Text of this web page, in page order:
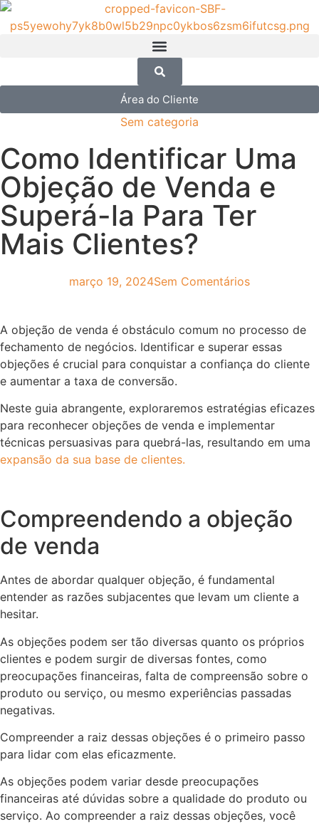
Área do Cliente
Sem categoria
Como Identificar Uma
Objeção de Venda e
Superá-la Para Ter
Mais Clientes?
março 19, 2024Sem Comentários
A objeção de venda é obstáculo comum no processo de
fechamento de negócios. Identificar e superar essas
objeções é crucial para conquistar a confiança do cliente
e aumentar a taxa de conversão.
Neste guia abrangente, exploraremos estratégias eficazes
para reconhecer objeções de venda e implementar
técnicas persuasivas para quebrá-las, resultando em uma
expansão da sua base de clientes.
Compreendendo a objeção
de venda
Antes de abordar qualquer objeção, é fundamental
entender as razões subjacentes que levam um cliente a
hesitar.
As objeções podem ser tão diversas quanto os próprios
clientes e podem surgir de diversas fontes, como
preocupações financeiras, falta de compreensão sobre o
produto ou serviço, ou mesmo experiências passadas
negativas.
Compreender a raiz dessas objeções é o primeiro passo
para lidar com elas eficazmente.
As objeções podem variar desde preocupações
financeiras até dúvidas sobre a qualidade do produto ou
serviço. Ao compreender a raiz dessas objeções, você